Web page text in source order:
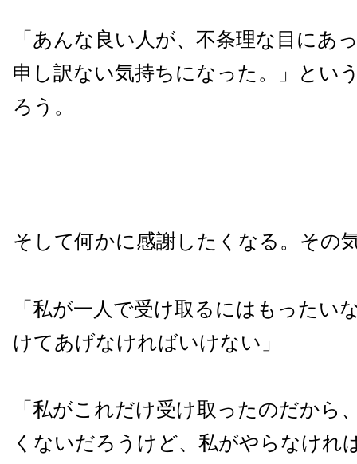
「あんな良い人が、不条理な目にあ
申し訳ない気持ちになった。」とい
ろう。
そして何かに感謝したくなる。その
「私が一人で受け取るにはもったい
けてあげなければいけない」
「私がこれだけ受け取ったのだから
くないだろうけど、私がやらなけれ